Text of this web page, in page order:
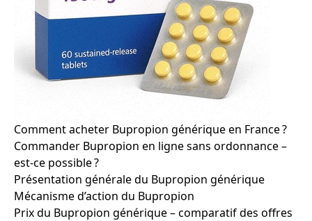
Comment acheter Bupropion générique en France ?
Commander Bupropion en ligne sans ordonnance –
est-ce possible ?
Présentation générale du Bupropion générique
Mécanisme d’action du Bupropion
Prix du Bupropion générique – comparatif des offres